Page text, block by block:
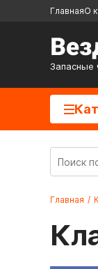
ГлавнаяО
Запасные
Главная /